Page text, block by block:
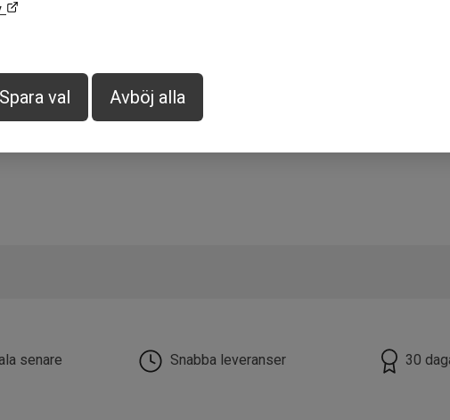
Spara val Avböj alla
senare Snabba leveranser 30